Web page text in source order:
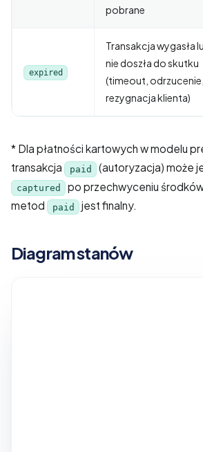
pobrane
expired
Transakcja wygasła
nie doszła do skutku
(timeout, odrzucenie,
rezygnacja klienta)
* Dla płatności kartowych w modelu
transakcja
paid (autoryzacja) może
captured
po przechwyceniu
metod
paid jest finalny.
Diagram stanów